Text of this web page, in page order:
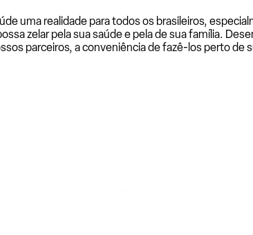
uma realidade para todos os brasileiros,
zelar pela sua saúde e pela de sua família.
parceiros, a conveniência de fazê-los perto de